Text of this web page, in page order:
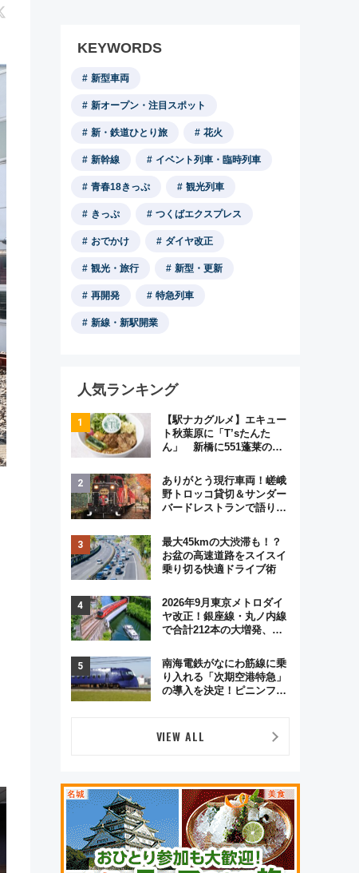
KEYWORDS
新型車両
新オープン・注目スポット
新・鉄道ひとり旅 花火
新幹線 イベント列車・臨時列車
青春18きっぷ 観光列車
きっぷ つくばエクスプレス
おでかけ ダイヤ改正
観光・旅行 新型・更新
再開発 特急列車
新線・新駅開業
人気ランキング
【駅ナカグルメ】エキュー
ト秋葉原に「T’sたんた
ん」 新橋に551蓬莱の
オムライス専門店「肉とた
まご」新グルメ続々登場！
【2026年8月】
ありがとう現行車両！嵯峨
野トロッコ貸切＆サンダー
バードレストランで語り合
原トシヒロと行く！9月13
日「京都の鉄道満喫ツア
ー」開催
最大45kmの大渋滞も！？
お盆の高速道路をスイスイ
乗り切る快適ドライブ術
2026年9月東京メトロダイ
ヤ改正！銀座線・丸ノ内線
で合計212本の大増発、混
南海電鉄がなにわ筋線に乗
り入れる「次期空港特急」
の導入を決定！ピニンファ
VIEW ALL